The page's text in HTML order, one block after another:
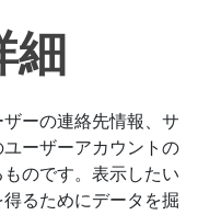
細
ーの連絡先情報、サ
ーザーアカウントの
のです。表示したい
るためにデータを掘